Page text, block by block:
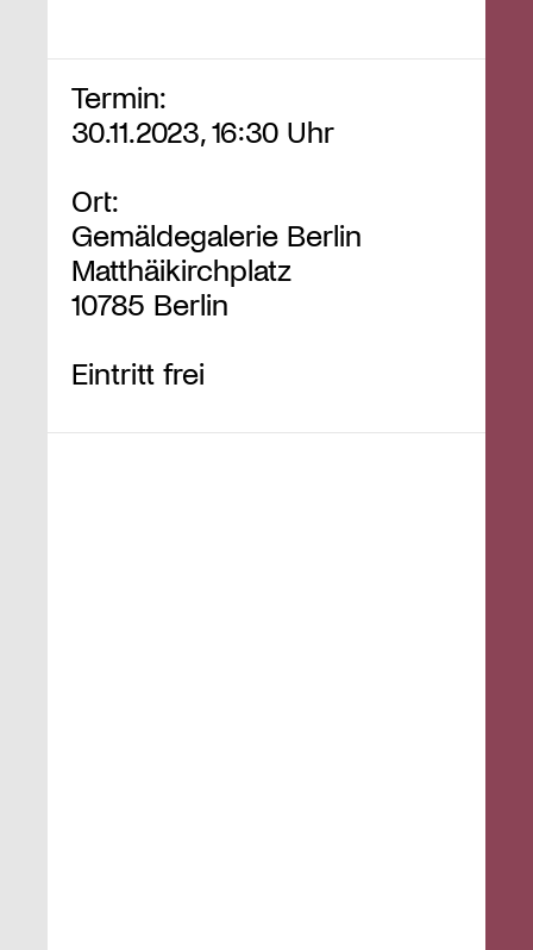
Termin:
30.11.2023, 16:30 Uhr
Ort:
Gemäldegalerie Berlin
Matthäikirchplatz
10785 Berlin
Eintritt frei